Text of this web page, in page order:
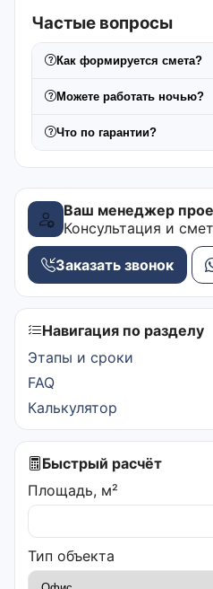
Частые вопросы
Как формируется смета?
Можете работать ночью?
Что по гарантии?
Ваш менеджер
Консультация и
Заказать звонок
Навигация по разделу
Этапы и сроки
FAQ
Калькулятор
Быстрый расчёт
Площадь, м²
Тип объекта